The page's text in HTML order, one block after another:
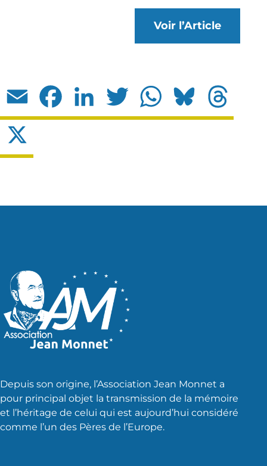
Voir l’Article
Email Facebook LinkedIn Twitter WhatsApp Bluesky
Depuis son origine, l’Association Jean Monnet a
pour principal objet la transmission de la mémoire
et l’héritage de celui qui est aujourd’hui considéré
comme l’un des Pères de l’Europe.